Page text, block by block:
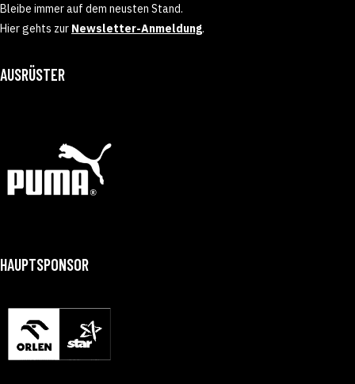
Bleibe immer auf dem neusten Stand.
Hier gehts zur Newsletter-Anmeldung.
AUSRÜSTER
HAUPTSPONSOR